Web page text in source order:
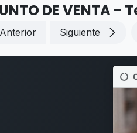
DE VENTA
Anterior Siguiente